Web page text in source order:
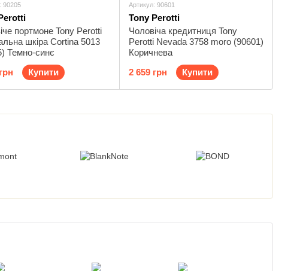
90205
портмоне Tony Perotti
шкіра Cortina 5013
Темно-синє
Купити
Артикул: 90601
Tony Perotti
Чоловіча кредитниця Tony
Perotti Nevada 3758 moro (90601)
Коричнева
2 659 грн
Купити